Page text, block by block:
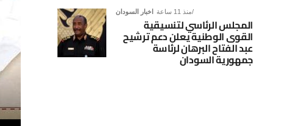
اخبار السودان منذ 11 ساعة
المجلس الرئاسي لتنسيقية
القوى الوطنية يعلن دعم ترشيح
عبد الفتاح البرهان لرئاسة
جمهورية السودان